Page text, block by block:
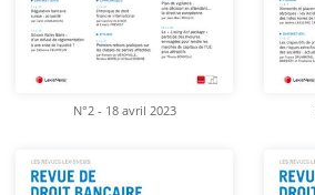
N°2 - 18 avril 2023